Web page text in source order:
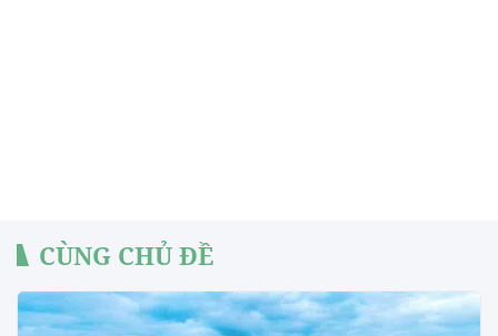
CÙNG CHỦ ĐỀ